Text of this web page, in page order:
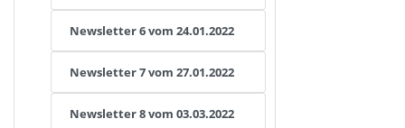
Newsletter 6 vom 24.01.2022
Newsletter 7 vom 27.01.2022
Newsletter 8 vom 03.03.2022